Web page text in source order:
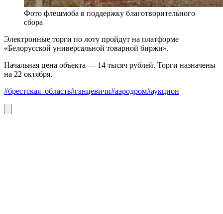
Фото флешмоба в поддержку благотворительного
сбора
Электронные торги по лоту пройдут на платформе
«Белорусской универсальной товарной биржи».
Начальная цена объекта — 14 тысяч рублей. Торги назначены
на 22 октября.
#брестская_область#ганцевичи#аэродром#аукцион